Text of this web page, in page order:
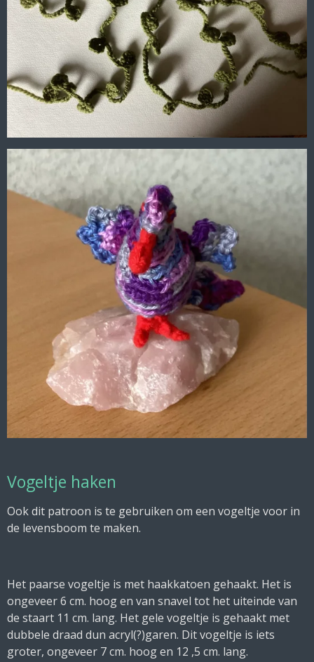
Vogeltje haken
Ook dit patroon is te gebruiken om een vogeltje voor in
de levensboom te maken.
Het paarse vogeltje is met haakkatoen gehaakt. Het is
ongeveer 6 cm. hoog en van snavel tot het uiteinde van
de staart 11 cm. lang. Het gele vogeltje is gehaakt met
dubbele draad dun acryl(?)garen. Dit vogeltje is iets
groter, ongeveer 7 cm. hoog en 12 ,5 cm. lang.